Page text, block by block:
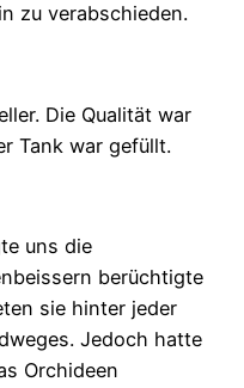
zu verabschieden.
Die Qualität war
Tank war gefüllt.
uns die
berüchtigte
sie hinter jeder
Jedoch hatte
Orchideen